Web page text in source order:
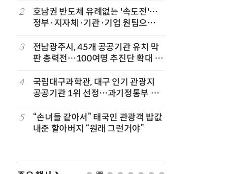
2
호남권 반도체 유례없는 '속도전'…
정부·지자체·기관·기업 원팀으로
3
전남광주시, 45개 공공기관 유치 막
판 총력전…100여명 추진단 확대 개
4
국립대구과학관, 대구 인기 관광지
공공기관 1위 선정…과기정통부 기
겹경사
5
“손녀들 같아서” 태국인 관광객 밥값
내준 할아버지 “원래 그런거야”